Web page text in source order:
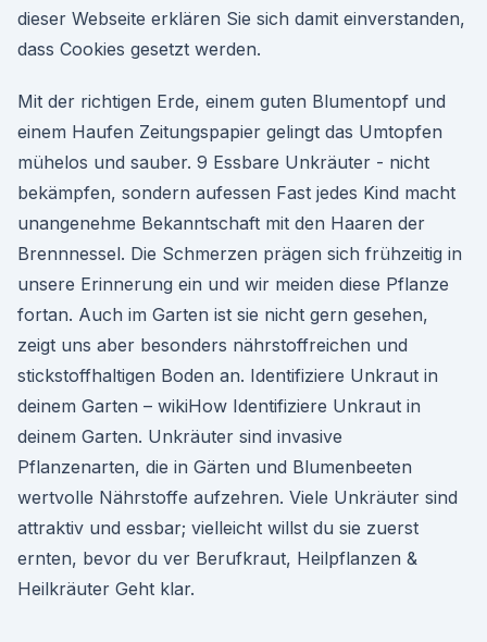
dieser Webseite erklären Sie sich damit einverstanden,
dass Cookies gesetzt werden.
Mit der richtigen Erde, einem guten Blumentopf und
einem Haufen Zeitungspapier gelingt das Umtopfen
mühelos und sauber. 9 Essbare Unkräuter - nicht
bekämpfen, sondern aufessen Fast jedes Kind macht
unangenehme Bekanntschaft mit den Haaren der
Brennnessel. Die Schmerzen prägen sich frühzeitig in
unsere Erinnerung ein und wir meiden diese Pflanze
fortan. Auch im Garten ist sie nicht gern gesehen,
zeigt uns aber besonders nährstoffreichen und
stickstoffhaltigen Boden an. Identifiziere Unkraut in
deinem Garten – wikiHow Identifiziere Unkraut in
deinem Garten. Unkräuter sind invasive
Pflanzenarten, die in Gärten und Blumenbeeten
wertvolle Nährstoffe aufzehren. Viele Unkräuter sind
attraktiv und essbar; vielleicht willst du sie zuerst
ernten, bevor du ver Berufkraut, Heilpflanzen &
Heilkräuter Geht klar.